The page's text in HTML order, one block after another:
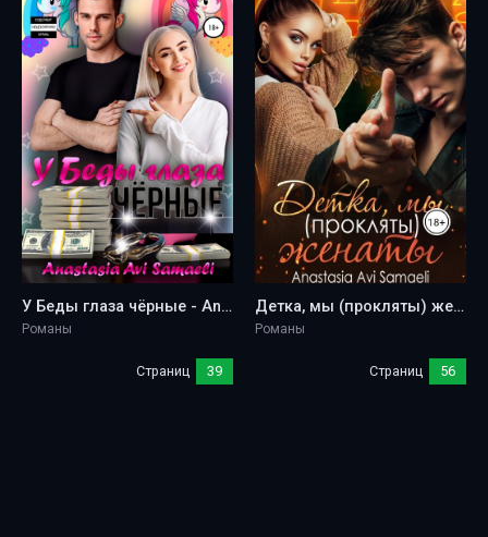
У Беды глаза чёрные - Anastasia Avi Samaeli
Романы
Детка, мы (прокляты) женаты - Anastasia Avi Samaeli
Романы
Страниц 39 Страниц 56